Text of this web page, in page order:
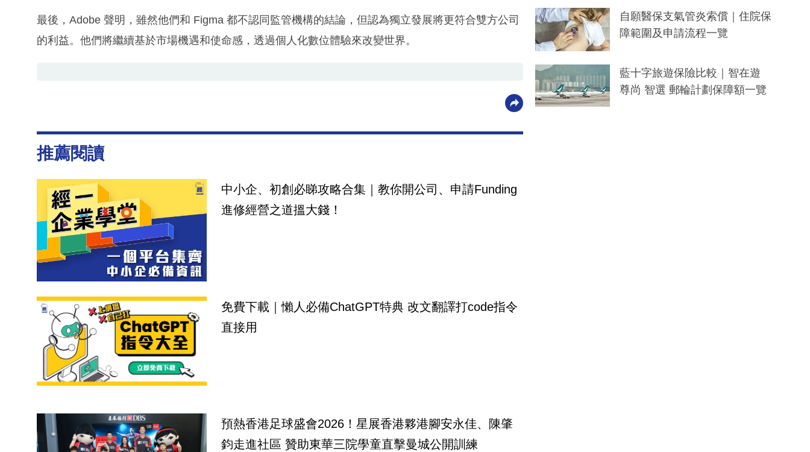
最後，Adobe 聲明，雖然他們和 Figma 都不認同監管機構的結論，但認為獨立發展將更符合雙方公司
的利益。他們將繼續基於市場機遇和使命感，透過個人化數位體驗來改變世界。
推薦閱讀
中小企、初創必睇攻略合集｜教你開公司、申請Funding
進修經營之道搵大錢！
免費下載｜懶人必備ChatGPT特典 改文翻譯打code指令
直接用
預熱香港足球盛會2026！星展香港夥港腳安永佳、陳肇
鈞走進社區 贊助東華三院學童直擊曼城公開訓練
自願醫保支氣管炎索償｜住院保
障範圍及申請流程一覽
藍十字旅遊保險比較｜智在遊
尊尚 智選 郵輪計劃保障額一覽